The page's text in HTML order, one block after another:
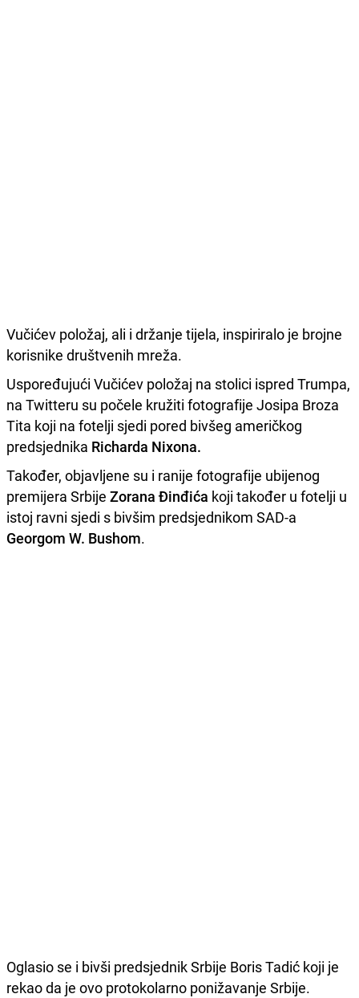
Vučićev položaj, ali i držanje tijela, inspiriralo je brojne
korisnike društvenih mreža.
Uspoređujući Vučićev položaj na stolici ispred Trumpa,
na Twitteru su počele kružiti fotografije Josipa Broza
Tita koji na fotelji sjedi pored bivšeg američkog
predsjednika Richarda Nixona.
Također, objavljene su i ranije fotografije ubijenog
premijera Srbije Zorana Đinđića koji također u fotelji u
istoj ravni sjedi s bivšim predsjednikom SAD-a
Georgom W. Bushom.
Oglasio se i bivši predsjednik Srbije Boris Tadić koji je
rekao da je ovo protokolarno ponižavanje Srbije.